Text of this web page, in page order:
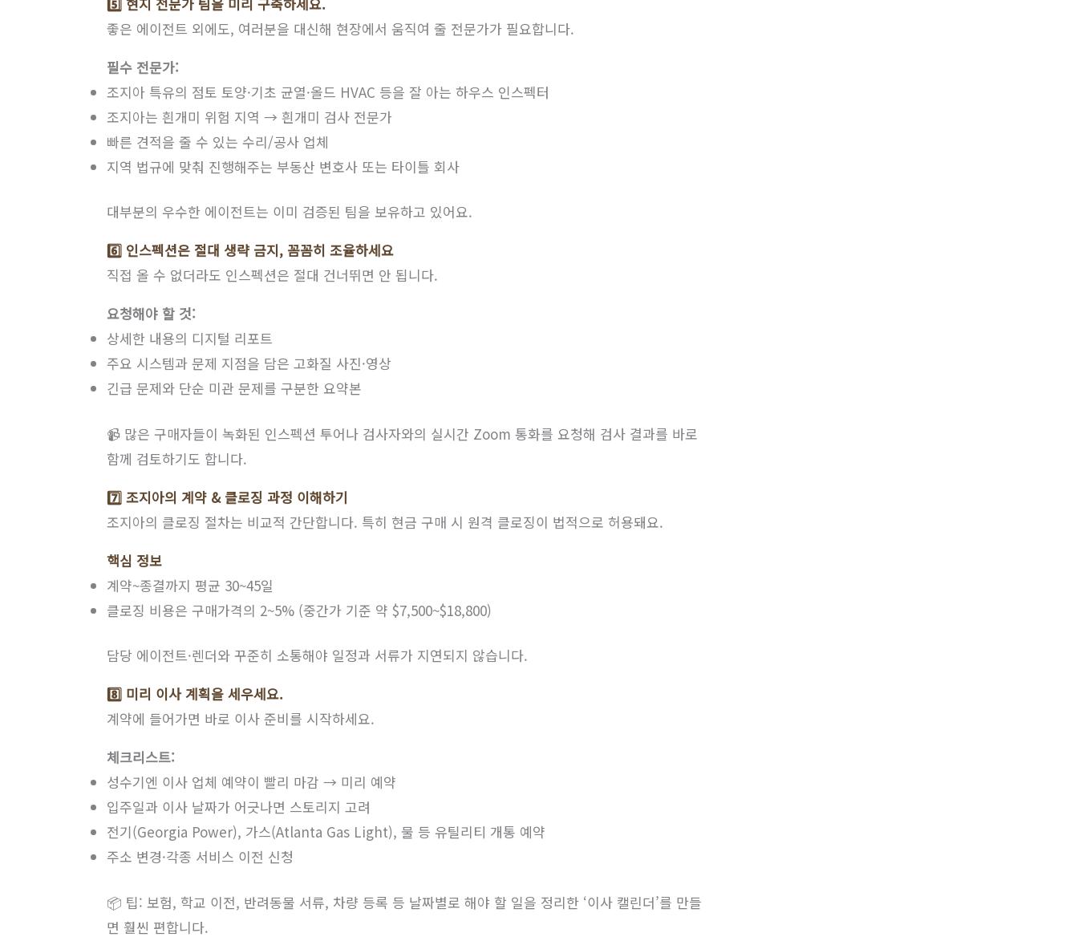
좋은 에이전트 외에도, 여러분을 대신해 현장에서 움직여 줄 전문가가 필요합니다.
필수 전문가:
조지아 특유의 점토 토양·기초 균열·올드 HVAC 등을 잘 아는 하우스 인스펙터
조지아는 흰개미 위험 지역 → 흰개미 검사 전문가
빠른 견적을 줄 수 있는 수리/공사 업체
지역 법규에 맞춰 진행해주는 부동산 변호사 또는 타이틀 회사
대부분의 우수한 에이전트는 이미 검증된 팀을 보유하고 있어요.
6️⃣ 인스펙션은 절대 생략 금지, 꼼꼼히 조율하세요
직접 올 수 없더라도 인스펙션은 절대 건너뛰면 안 됩니다.
요청해야 할 것:
상세한 내용의 디지털 리포트
주요 시스템과 문제 지점을 담은 고화질 사진·영상
긴급 문제와 단순 미관 문제를 구분한 요약본
📹 많은 구매자들이 녹화된 인스펙션 투어나 검사자와의 실시간 Zoom 통화를 요청해 검사 결과를 바로
함께 검토하기도 합니다.
7️⃣ 조지아의 계약 & 클로징 과정 이해하기
조지아의 클로징 절차는 비교적 간단합니다. 특히 현금 구매 시 원격 클로징이 법적으로 허용돼요.
핵심 정보
계약~종결까지 평균 30~45일
클로징 비용은 구매가격의 2~5% (중간가 기준 약 $7,500~$18,800)
담당 에이전트·렌더와 꾸준히 소통해야 일정과 서류가 지연되지 않습니다.
8️⃣ 미리 이사 계획을 세우세요.
계약에 들어가면 바로 이사 준비를 시작하세요.
체크리스트:
성수기엔 이사 업체 예약이 빨리 마감 → 미리 예약
입주일과 이사 날짜가 어긋나면 스토리지 고려
전기(Georgia Power), 가스(Atlanta Gas Light), 물 등 유틸리티 개통 예약
주소 변경·각종 서비스 이전 신청
📦 팁: 보험, 학교 이전, 반려동물 서류, 차량 등록 등 날짜별로 해야 할 일을 정리한 ‘이사 캘린더’를 만들
면 훨씬 편합니다.